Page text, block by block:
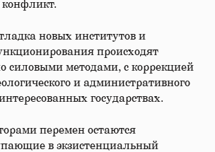
новых институтов и
происходят
силовыми методами, с коррекцией
и административного
государствах.
перемен остаются
в экзистенциальный